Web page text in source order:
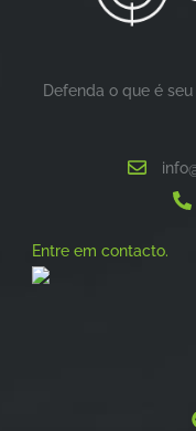
Defenda o que é
Entre em contacto.